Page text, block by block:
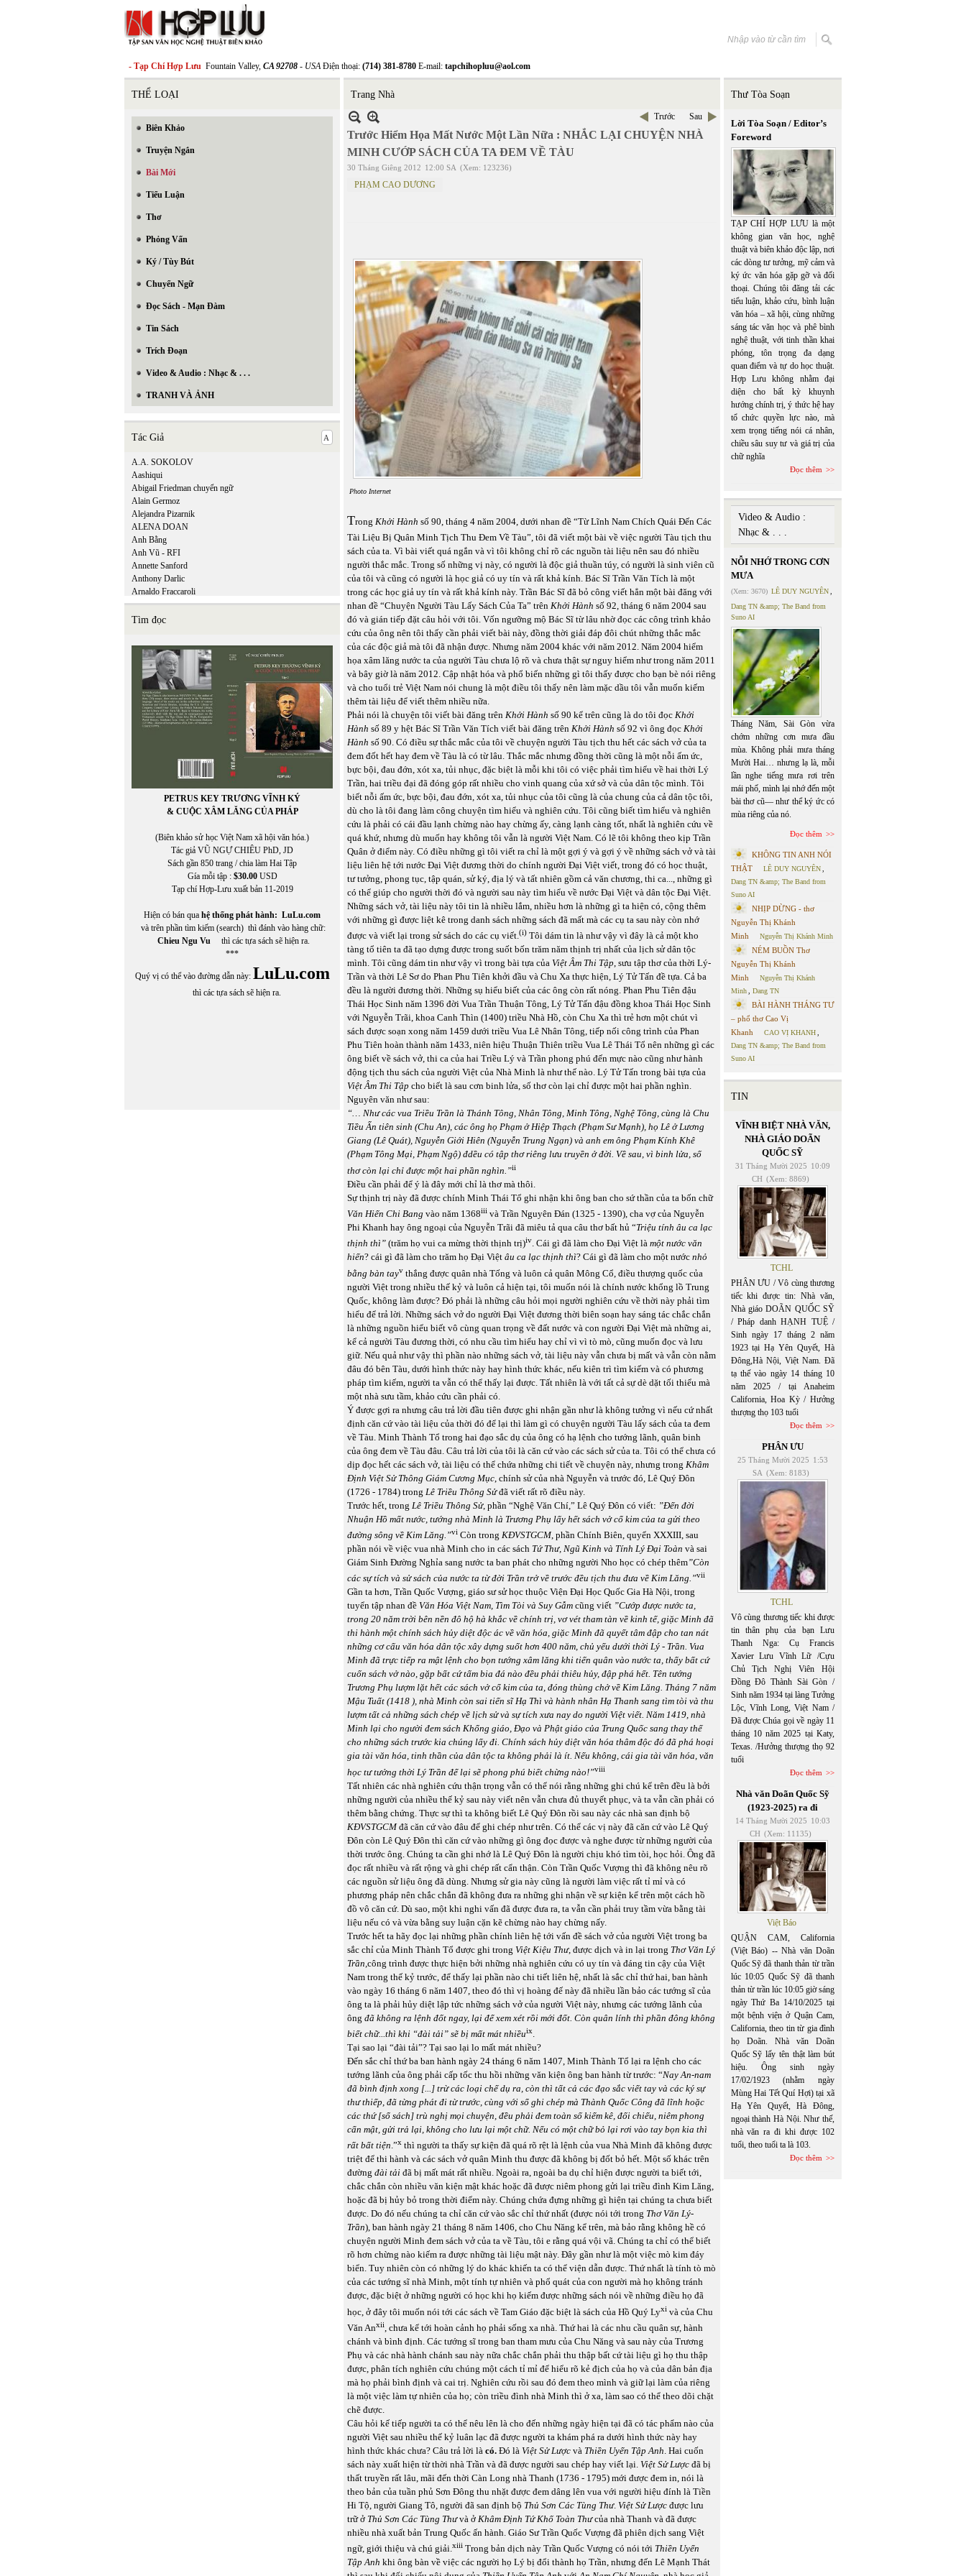
- Tạp Chí Hợp Lưu Fountain Valley, CA 92708 - USAĐiện thoại: (714) 381-8780 E-mail: tapchihopluu@aol.com
THỂ LOẠI
Biên Khảo
Truyện Ngắn
Bài Mới
Tiểu Luận
Thơ
Phỏng Vấn
Ký / Tùy Bút
Chuyển Ngữ
Đọc Sách - Mạn Đàm
Tin Sách
Trích Đoạn
Video & Audio : Nhạc & . . .
TRANH VÀ ẢNH
Tác Giả
A.A. SOKOLOV
Aashiqui
Abigail Friedman chuyển ngữ
Alain Germoz
Alejandra Pizarnik
ALENA DOAN
Anh Bằng
Anh Vũ - RFI
Annette Sanford
Anthony Darlic
Arnaldo Fraccaroli
Tìm đọc
PETRUS KEY TRƯƠNG VĨNH KÝ
& CUỘC XÂM LĂNG CỦA PHÁP
(Biên khảo sử học Việt Nam xã hội văn hóa.)
Tác giả VŨ NGỰ CHIÊU PhD, JD
Sách gần 850 trang / chia làm Hai Tập
Gía mỗi tập : $30.00USD
Tạp chí Hợp-Lưu xuất bản 11-2019
Hiện có bán qua hệ thống phát hành: LuLu.com
và trên phần tìm kiếm (search) thì đánh vào hàng chữ:
Chieu Ngu Vu thì các tựa sách sẽ hiện ra.
***
Quý vị có thể vào đường dẫn này: LuLu.com
thì các tựa sách sẽ hiện ra.
Trang Nhà
Trước Sau
Trước Hiểm Họa Mất Nước Một Lần Nữa : NHẮC LẠI CHUYỆN NHÀ
MINH CƯỚP SÁCH CỦA TA ĐEM VỀ TÀU
30 Tháng Giêng 2012 12:00 SA (Xem: 123236)
PHẠM CAO DƯƠNG
Photo Internet
Trong Khởi Hành số 90, tháng 4 năm 2004, dưới nhan đề “Từ Lĩnh Nam Chích Quái Đến Các
Tài Liệu Bị Quân Minh Tịch Thu Đem Về Tàu”, tôi đã viết một bài về việc người Tàu tịch thu
sách của ta. Vì bài viết quá ngắn và vì tôi không chỉ rõ các nguồn tài liệu nên sau đó nhiều
người thắc mắc. Trong số những vị này, có người là độc giả thuần túy, có người là sinh viên cũ
của tôi và cũng có người là học giả có uy tín và rất khả kính. Bác Sĩ Trần Văn Tích là một
trong các học giả uy tín và rất khả kính này. Trần Bác Sĩ đã bỏ công viết hẳn một bài đăng với
nhan đề “Chuyện Người Tàu Lấy Sách Của Ta” trên Khởi Hành số 92, tháng 6 năm 2004 sau
đó và gián tiếp đặt câu hỏi với tôi. Vốn ngưỡng mộ Bác Sĩ từ lâu nhờ đọc các công trình khảo
cứu của ông nên tôi thấy cần phải viết bài này, đồng thời giải đáp đôi chút những thắc mắc
của các độc giả mà tôi đã nhận được. Nhưng năm 2004 khác với năm 2012. Năm 2004 hiểm
họa xâm lăng nước ta của người Tàu chưa lộ rõ và chưa thật sự nguy hiểm như trong năm 2011
và bây giờ là năm 2012. Cập nhật hóa và phổ biến những gì tôi thấy được cho bạn bè nói riêng
và cho tuổi trẻ Việt Nam nói chung là một điều tôi thấy nên làm mặc dầu tôi vẫn muốn kiếm
thêm tài liệu để viết thêm nhiều nữa.
Phải nói là chuyện tôi viết bài đăng trên Khởi Hành số 90 kể trên cũng là do tôi đọc Khởi
Hành số 89 y hệt Bác Sĩ Trần Văn Tích viết bài đăng trên Khởi Hành số 92 vì ông đọc Khởi
Hành số 90. Có điều sự thắc mắc của tôi về chuyện người Tàu tịch thu hết các sách vở của ta
đem đốt hết hay đem về Tàu là có từ lâu. Thắc mắc nhưng đồng thời cũng là một nỗi ấm ức,
bực bội, đau đớn, xót xa, tủi nhục, đặc biệt là mỗi khi tôi có việc phải tìm hiểu về hai thời Lý
Trần, hai triều đại đã đóng góp rất nhiều cho vinh quang của xứ sở và của dân tộc mình. Tôi
biết nỗi ấm ức, bực bội, đau đớn, xót xa, tủi nhục của tôi cũng là của chung của cả dân tộc tôi,
dù cho là tôi đang làm công chuyện tìm hiểu và nghiên cứu. Tôi cũng biết tìm hiểu và nghiên
cứu là phải có cái đầu lạnh chừng nào hay chừng ấy, càng lạnh càng tốt, nhất là nghiên cứu về
quá khứ, nhưng dù muốn hay không tôi vẫn là người Việt Nam. Có lẽ tôi không theo kịp Trần
Quân ở điểm này. Có điều những gì tôi viết ra chỉ là một gợi ý và gợi ý về những sách vở và tài
liệu liên hệ tới nước Đại Việt đương thời do chính người Đại Việt viết, trong đó có học thuật,
tư tưởng, phong tục, tập quán, sử ký, địa lý và tất nhiên gồm cả văn chương, thi ca..., những gì
có thể giúp cho người thời đó và người sau này tìm hiểu về nước Đại Việt và dân tộc Đại Việt.
Những sách vở, tài liệu này tôi tin là nhiều lắm, nhiều hơn là những gì ta hiện có, cộng thêm
với những gì được liệt kê trong danh sách những sách đã mất mà các cụ ta sau này còn nhớ
được và viết lại trong sử sách do các cụ viết.(i) Tôi dám tin là như vậy vì đây là cả một kho
tàng tổ tiên ta đã tạo dựng được trong suốt bốn trăm năm thịnh trị nhất của lịch sử dân tộc
mình. Tôi cũng dám tin như vậy vì trong bài tựa của Việt Âm Thi Tập, sưu tập thơ của thời Lý-
Trần và thời Lê Sơ do Phan Phu Tiên khởi đầu và Chu Xa thực hiện, Lý Tử Tấn đề tựa. Cả ba
đều là người đương thời. Những sụ hiểu biết của các ông còn rất nóng. Phan Phu Tiên đậu
Thái Học Sinh năm 1396 đời Vua Trần Thuận Tông, Lý Tử Tấn đậu đồng khoa Thái Học Sinh
với Nguyễn Trãi, khoa Canh Thìn (1400) triều Nhà Hồ, còn Chu Xa thì trẻ hơn một chút vì
sách được soạn xong năm 1459 dưới triều Vua Lê Nhân Tông, tiếp nối công trình của Phan
Phu Tiên hoàn thành năm 1433, niên hiệu Thuận Thiên triều Vua Lê Thái Tổ nên những gì các
ông biết về sách vở, thi ca của hai Triều Lý và Trần phong phú đến mực nào cũng như hành
động tịch thu sách của người Việt của Nhà Minh là như thế nào. Lý Tử Tấn trong bài tựa của
Việt Âm Thi Tập cho biết là sau cơn binh lửa, số thơ còn lại chỉ được một hai phần nghìn.
Nguyên văn như sau:
“… Như các vua Triều Trần là Thánh Tông, Nhân Tông, Minh Tông, Nghệ Tông, cùng là Chu
Tiều Ẩn tiên sinh (Chu An), các ông họ Phạm ở Hiệp Thạch (Phạm Sư Mạnh), họ Lê ở Lương
Giang (Lê Quát), Nguyễn Giới Hiên (Nguyễn Trung Ngạn) và anh em ông Phạm Kính Khê
(Phạm Tông Mại, Phạm Ngộ) đdều có tập thơ riêng lưu truyền ở đời. Về sau, vì binh lửa, số
thơ còn lại chỉ được một hai phần nghìn.”ii
Điều cần phải để ý là đây mới chỉ là thơ mà thôi.
Sự thịnh trị này đã được chính Minh Thái Tổ ghi nhận khi ông ban cho sứ thần của ta bốn chữ
Văn Hiến Chi Bang vào năm 1368iii và Trần Nguyên Đán (1325 - 1390), cha vợ của Nguyễn
Phi Khanh hay ông ngoại của Nguyễn Trãi đã miêu tả qua câu thơ bất hủ “Triệu tính âu ca lạc
thịnh thì” (trăm họ vui ca mừng thời thịnh trị)iv. Cái gì đã làm cho Đại Việt là một nước văn
hiến? cái gì đã làm cho trăm họ Đại Việt âu ca lạc thịnh thì? Cái gì đã làm cho một nước nhỏ
bằng bàn tayv thắng được quân nhà Tống và luôn cả quân Mông Cổ, điều thượng quốc của
người Việt trong nhiều thế kỷ và luôn cả hiện tại, tôi muốn nói là chính nước khổng lồ Trung
Quốc, không làm được? Đó phải là những câu hỏi mọi người nghiên cứu về thời này phải tìm
hiểu để trả lời. Những sách vở do người Đại Việt đương thời biên soạn hay sáng tác chắc chắn
là những nguồn hiểu biết vô cùng quan trọng về đất nước và con người Đại Việt mà những ai,
kể cả người Tàu đương thời, có nhu cầu tìm hiểu hay chỉ vì vì tò mò, cũng muốn đọc và lưu
giữ. Nếu quả như vậy thì phần nào những sách vở, tài liệu này vẫn chưa bị mất và vẫn còn nằm
đâu đó bên Tàu, dưới hình thức này hay hình thức khác, nếu kiên trì tìm kiếm và có phương
pháp tìm kiếm, người ta vẫn có thể thấy lại được. Tất nhiên là với tất cả sự dè dặt tối thiểu mà
một nhà sưu tầm, khảo cứu cần phải có.
Ý được gợi ra nhưng câu trả lời đầu tiên được ghi nhận gần như là không tưởng vì nếu cứ nhất
định căn cứ vào tài liệu của thời đó để lại thì làm gì có chuyện người Tàu lấy sách của ta đem
về Tàu. Minh Thành Tổ trong hai đạo sắc dụ của ông có hạ lệnh cho tướng lãnh, quân binh
của ông đem về Tàu đâu. Câu trả lời của tôi là căn cứ vào các sách sử của ta. Tôi có thể chưa có
dịp đọc hết các sách vở, tài liệu có thể chứa những chi tiết về chuyện này, nhưng trong Khâm
Định Việt Sử Thông Giám Cương Mục , chính sử của nhà Nguyễn và trước đó, Lê Quý Đôn
(1726 - 1784) trong Lê Triều Thông Sửđã viết rất rõ điều này.
Trước hết, trong Lê Triều Thông Sử, phần “Nghệ Văn Chí,” Lê Quý Đôn có viết: ”Đến đời
Nhuận Hồ mất nước, tướng nhà Minh là Trương Phụ lấy hết sách vở cổ kim của ta gửi theo
đường sông về Kim Lăng.”vi Còn trong KĐVSTGCM, phần Chính Biên, quyển XXXIII, sau
phần nói về việc vua nhà Minh cho in các sách Tứ Thư, Ngũ Kinh và Tính Lý Đại Toàn và sai
Giám Sinh Đường Nghỉa sang nước ta ban phát cho những người Nho học có chép thêm”Còn
các sự tích và sử sách của nước ta từ đời Trần trở về trước đều tịch thu đưa về Kim Lăng.”vii
Gần ta hơn, Trần Quốc Vượng, giáo sư sử học thuộc Viện Đại Học Quốc Gia Hà Nội, trong
tuyển tập nhan đề Văn Hóa Việt Nam, Tìm Tòi và Suy Gẫm cũng viết ”Cướp được nước ta,
trong 20 năm trời bên nền đô hộ hà khắc về chính trị, vơ vét tham tàn về kinh tế, giặc Minh đã
thi hành một chính sách hủy diệt độc ác về văn hóa, giặc Minh đã quyết tâm đập cho tan nát
những cơ cấu văn hóa dân tộc xây dựng suốt hơn 400 năm, chủ yếu dưới thời Lý - Trần. Vua
Minh đã trực tiếp ra mật lệnh cho bọn tướng xâm lăng khi tiến quân vào nước ta, thấy bất cứ
cuốn sách vở nào, gặp bất cứ tấm bia đá nào đều phải thiêu hủy, đập phá hết. Tên tướng
Trương Phụ lượm lặt hết các sách vở cổ kim của ta, đóng thùng chở về Kim Lăng. Tháng 7 năm
Mậu Tuất (1418 ), nhà Minh còn sai tiến sĩ Hạ Thì và hành nhân Hạ Thanh sang tìm tòi và thu
lượm tất cả những sách chép về lịch sử và sự tích xưa nay do người Việt viết. Năm 1419, nhà
Minh lại cho người đem sách Khổng giáo, Đạo và Phật giáo của Trung Quốc sang thay thế
cho những sách trước kia chúng lấy đi. Chính sách hủy diệt văn hóa thâm độc đó đã phá hoại
gia tài văn hóa, tinh thần của dân tộc ta không phải là ít. Nếu không, cái gia tài văn hóa, văn
học tư tưởng thời Lý Trần để lại sẽ phong phú biết chừng nào!”viii
Tất nhiên các nhà nghiên cứu thận trọng vẫn có thể nói rằng những ghi chú kể trên đều là bởi
những người của nhiều thế kỷ sau này viết nên vẫn chưa đủ thuyết phục, và ta vẫn cần phải có
thêm bằng chứng. Thực sự thì ta không biết Lê Quý Đôn rồi sau này các nhà san định bộ
KĐVSTGCMđã căn cứ vào đâu để ghi chép như trên. Có thể các vị này đã căn cứ vào Lê Quý
Đôn còn Lê Quý Đôn thì căn cứ vào những gì ông đọc được và nghe được từ những người của
thời trước ông. Chúng ta cần ghi nhớ là Lê Quý Đôn là người chịu khó tìm tòi, học hỏi. Ông đã
đọc rất nhiều và rất rộng và ghi chép rất cẩn thận. Còn Trần Quốc Vượng thì đã không nêu rõ
các nguồn sử liệu ông đã dùng. Nhưng sử gia này cũng là người làm việc rất tỉ mỉ và có
phương pháp nên chắc chắn đã không đưa ra những ghi nhận về sự kiện kể trên một cách hồ
đồ vô căn cứ. Dù sao, một khi nghi vấn đã được đưa ra, ta vẫn cần phải truy tầm vừa bằng tài
liệu nếu có và vừa bằng suy luận cặn kẽ chừng nào hay chừng nấy.
Trước hết ta hãy đọc lại những phần chính liên hệ tới vấn đề sách vở của người Việt trong ba
sắc chỉ của Minh Thành Tổ được ghi trong Việt Kiệu Thư, được dịch và in lại trong Thơ Văn Lý
Trần, công trình được thực hiện bởi những nhà nghiên cứu có uy tín và đáng tin cậy của Việt
Nam trong thế kỷ trước, để thấy lại phần nào chi tiết liên hệ, nhất là sắc chỉ thứ hai, ban hành
vào ngày 16 tháng 6 năm 1407, theo đó thì vị hoàng đế này đã nhiều lần bảo các tướng sĩ của
ông ta là phải hủy diệt lập tức những sách vở của người Việt này, nhưng các tướng lãnh của
ông đã không ra lệnh đốt ngay, lại để xem xét rồi mới đốt. Còn quân lính thì phần đông không
biết chữ...thì khi “đài tải” sẽ bị mất mát nhiềuix
Tại sao lại “đài tải”? Tại sao lại lo mất mát nhiều?
Đến sắc chỉ thứ ba ban hành ngày 24 tháng 6 năm 1407, Minh Thành Tổ lại ra lệnh cho các
tướng lãnh của ông phải cấp tốc thu hồi những văn kiện ông ban hành từ trước: “Nay An-nam
đã bình định xong [...] trừ các loại chế dụ ra, còn thì tất cả các đạo sắc viết tay và các ký sự
thư thiếp, đã từng phát đi từ trước, cùng với sổ ghi chép mà Thành Quốc Công đã lĩnh hoặc
các thứ [sổ sách] trù nghị mọi chuyện, đều phải đem toàn số kiểm kê, đối chiếu, niêm phong
cẩn mật, gửi trả lại, không cho lưu lại một chữ. Nếu có một chữ bỏ lại rơi vào tay bọn kia thì
rất bất tiện.”x thì người ta thấy sự kiện đã quá rõ rệt là lệnh của vua Nhà Minh đã không được
triệt để thi hành và các sách vở quân Minh thu được đã không bị đốt bỏ hết. Một số khác trên
đường đài tải đã bị mất mát rất nhiều. Ngoài ra, ngoài ba dụ chỉ hiện được người ta biết tới,
chắc chắn còn nhiều văn kiện mật khác hoặc đã được niêm phong gửi lại triều đình Kim Lăng,
hoặc đã bị hủy bỏ trong thời điểm này. Chúng chứa đựng những gì hiện tại chúng ta chưa biết
được. Do đó nếu chúng ta chỉ căn cứ vào sắc chỉ thứ nhất (được nói tới trong Thơ Văn Lý-
Trần), ban hành ngày 21 tháng 8 năm 1406, cho Chu Năng kể trên, mà bảo rằng không hề có
chuyện người Minh đem sách vở của ta về Tàu, tôi e rằng quá vội vã. Chúng ta chỉ có thể biết
rõ hơn chừng nào kiếm ra được những tài liệu mật này. Đây gần như là một việc mò kim đáy
biển. Tuy nhiên còn có những lý do khác khiến ta có thể viện dẫn được. Thứ nhất là tính tò mò
của các tướng sĩ nhà Minh, một tính tự nhiên và phổ quát của con người mà họ không tránh
được, đặc biệt ở những người có học khi họ kiếm được những sách nói về những điều họ đã
học, ở đây tôi muốn nói tới các sách về Tam Giáo đặc biệt là sách của Hồ Quý Lyxi và của Chu
Văn Anxii , chưa kể tới hoàn cảnh họ phải sống xa nhà. Thứ hai là các nhu cầu quân sự, hành
chánh và bình định. Các tướng sĩ trong ban tham mưu của Chu Năng và sau này của Trương
Phụ và các nhà hành chánh sau này nữa chắc chắn phải thu thập bất cứ tài liệu gì họ thu thập
được, phân tích nghiên cứu chúng một cách tỉ mỉ để hiểu rõ kẻ địch của họ và của dân bản địa
mà họ phải bình định và cai trị. Nghiên cứu rồi sau đó đem theo mình và giữ lại làm của riêng
là một việc làm tự nhiên của họ; còn triều đình nhà Minh thì ở xa, làm sao có thể theo dõi chặt
chẽ được.
Câu hỏi kế tiếp người ta có thể nêu lên là cho đến những ngày hiện tại đã có tác phẩm nào của
người Việt sau nhiều thế kỷ luân lạc đã được người ta khám phá ra dưới hình thức này hay
hình thức khác chưa? Câu trả lời là có. Đó là Việt Sử Lược và Thiền Uyển Tập Anh . Hai cuốn
sách này xuất hiện từ thời nhà Trần và đã được người sau chép hay viết lại. Việt Sử Lược đã bị
thất truyền rất lâu, mãi đến thời Càn Long nhà Thanh (1736 - 1795) mới được đem in, nói là
theo bản của tuần phủ Sơn Đông thu nhặt được đem dâng lên vua với người hiệu đính là Tiền
Hi Tộ, người Giang Tô, người đã san định bộ Thủ Sơn Các Tùng Thư. Việt Sử Lược được lưu
trữ ở Thủ Sơn Các Tùng Thưvà ở Khâm Định Tứ Khố Toàn Thưcủa nhà Thanh và đã được
nhiều nhà xuất bản Trung Quốc ấn hành. Giáo Sư Trần Quốc Vượng đã phiên dịch sang Việt
ngữ, giới thiệu và chú giải.xiii Trong bản dịch này Trần Quốc Vượng có nói tới Thiền Uyển
Tập Anh khi ông bàn về việc các người họ Lý bị đổi thành họ Trần, nhưng đến Lê Mạnh Thát
Thư Tòa Soạn
Lời Tòa Soạn / Editor’s
Foreword
TẠP CHÍ HỢP LƯU là một
không gian văn học, nghệ
thuật và biên khảo độc lập, nơi
các dòng tư tưởng, mỹ cảm và
ký ức văn hóa gặp gỡ và đối
thoại. Chúng tôi đăng tải các
tiểu luận, khảo cứu, bình luận
văn hóa – xã hội, cùng những
sáng tác văn học và phê bình
nghệ thuật, với tinh thần khai
phóng, tôn trọng đa dạng
quan điểm và tự do học thuật.
Hợp Lưu không nhằm đại
diện cho bất kỳ khuynh
hướng chính trị, ý thức hệ hay
tổ chức quyền lực nào, mà
xem trọng tiếng nói cá nhân,
chiều sâu suy tư và giá trị của
chữ nghĩa
Đọc thêm
Video & Audio :
Nhạc & . . .
NỖI NHỚ TRONG CƠN
MƯA
(Xem: 3670) LÊ DUY NGUYÊN
Dang TN &amp; The Band from
Suno AI
Tháng Năm, Sài Gòn vừa
chớm những cơn mưa đầu
mùa. Không phải mưa tháng
Mười Hai… nhưng lạ là, mỗi
lần nghe tiếng mưa rơi trên
mái phố, mình lại nhớ đến một
bài thơ cũ— như thể ký ức có
mùa riêng của nó.
Đọc thêm
KHÔNG TIN ANH NÓI
THẬT
LÊ DUY NGUYÊN
Dang TN &amp; The Band from
Suno AI
NHỊP DỪNG - thơ
Nguyễn Thị Khánh
Minh
Nguyễn Thị Khánh Minh
NÉM BUỒN Thơ
Nguyễn Thị Khánh
Minh
Nguyễn Thị Khánh
Minh
Dang TN
BÀI HÀNH THÁNG TƯ
– phổ thơ Cao Vị
Khanh
CAO VỊ KHANH
Dang TN &amp; The Band from
Suno AI
TIN
VĨNH BIỆT NHÀ VĂN,
NHÀ GIÁO DOÃN
QUỐC SỸ
31 Tháng Mười 2025 10:09
CH (Xem: 8869)
TCHL
PHÂN ƯU / Vô cùng thương
tiếc khi được tin: Nhà văn,
Nhà giáo DOÃN QUỐC SỸ
/ Pháp danh HẠNH TUỆ /
Sinh ngày 17 tháng 2 năm
1923 tại Hạ Yên Quyết, Hà
Đông,Hà Nội, Việt Nam. Đã
tạ thế vào ngày 14 tháng 10
năm 2025 / tại Anaheim
California, Hoa Kỳ / Hưởng
thượng thọ 103 tuổi
Đọc thêm
PHÂN ƯU
25 Tháng Mười 2025 1:53
SA (Xem: 8183)
TCHL
Vô cùng thương tiếc khi được
tin thân phụ của bạn Lưu
Thanh Nga: Cụ Francis
Xavier Lưu Vĩnh Lữ /Cựu
Chủ Tịch Nghị Viên Hội
Đồng Đô Thành Sài Gòn /
Sinh năm 1934 tại làng Tưởng
Lộc, Vĩnh Long, Việt Nam /
Đã được Chúa gọi về ngày 11
tháng 10 năm 2025 tại Katy,
Texas. /Hưởng thượng thọ 92
tuổi
Đọc thêm
Nhà văn Doãn Quốc Sỹ
(1923-2025) ra đi
14 Tháng Mười 2025 10:03
CH (Xem: 11135)
Việt Báo
QUẬN CAM, California
(Việt Báo) -- Nhà văn Doãn
Quốc Sỹ đã thanh thản từ trần
lúc 10:05 Quốc Sỹ đã thanh
thản từ trần lúc 10:05 giờ sáng
ngày Thứ Ba 14/10/2025 tại
một bệnh viện ở Quận Cam,
California, theo tin từ gia đình
họ Doãn. Nhà văn Doãn
Quốc Sỹ lấy tên thật làm bút
hiệu. Ông sinh ngày
17/02/1923 (nhằm ngày
Mùng Hai Tết Quí Hợi) tại xã
Hạ Yên Quyết, Hà Đông,
ngoại thành Hà Nội. Như thế,
nhà văn ra đi khi được 102
tuổi, theo tuổi ta là 103.
Đọc thêm